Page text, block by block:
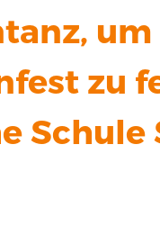
um
zu
Schule